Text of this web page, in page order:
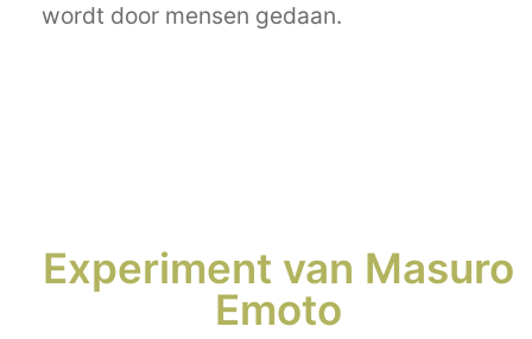
wordt door mensen gedaan.
Experiment van Masuro
Emoto